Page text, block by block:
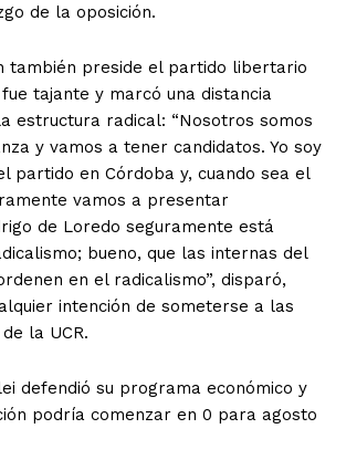
de la oposición.
también preside el partido libertario
tajante y marcó una distancia
estructura radical: “Nosotros somos
y vamos a tener candidatos. Yo soy
partido en Córdoba y, cuando sea el
vamos a presentar
de Loredo seguramente está
bueno, que las internas del
en el radicalismo”, disparó,
intención de someterse a las
la UCR.
defendió su programa económico y
podría comenzar en 0 para agosto